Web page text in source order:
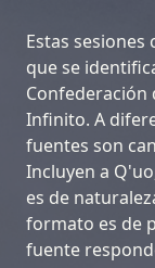
Estas
que se
Confederación
Infinito. A
fuentes son
Incluyen a
es de
formato es de
fuente